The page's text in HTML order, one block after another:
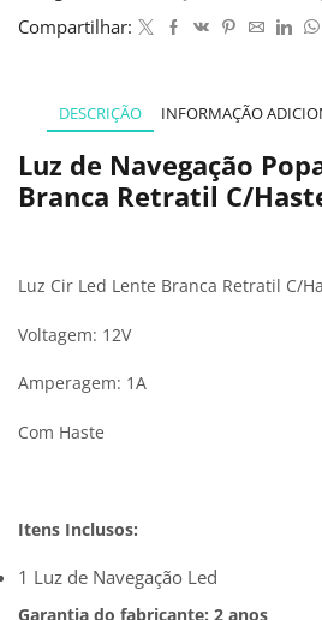
Compartilhar:
DESCRIÇÃO INFORMAÇÃO
Luz de Navegação
Branca Retratil C/
Luz Cir Led Lente Branca Retratil C/
Voltagem: 12V
Amperagem: 1A
Com Haste
Itens Inclusos:
1 Luz de Navegação Led
Garantia do fabricante: 2 anos